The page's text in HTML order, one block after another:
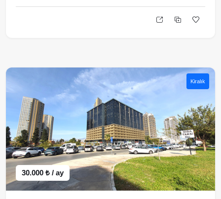
Kiralık
30.000 ₺ / ay